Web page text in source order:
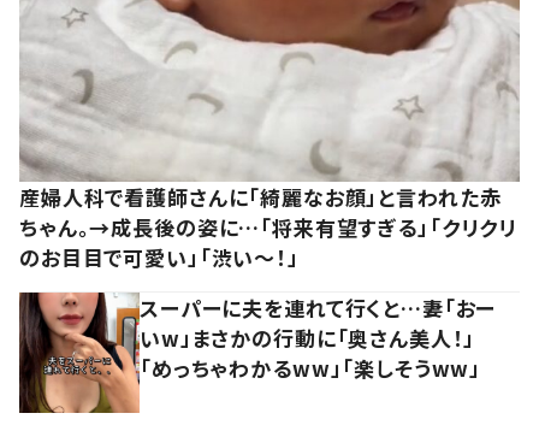
産婦人科で看護師さんに「綺麗なお顔」と言われた赤
ちゃん。→成長後の姿に…「将来有望すぎる」「クリクリ
のお目目で可愛い」「渋い～！」
スーパーに夫を連れて行くと…妻「おー
いw」まさかの行動に「奥さん美人！」
「めっちゃわかるww」「楽しそうww」